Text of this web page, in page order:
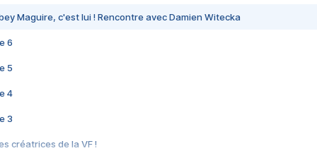
Maguire, c'est lui ! Rencontre avec Damien Witecka
6
5
4
3
créatrices de la VF !